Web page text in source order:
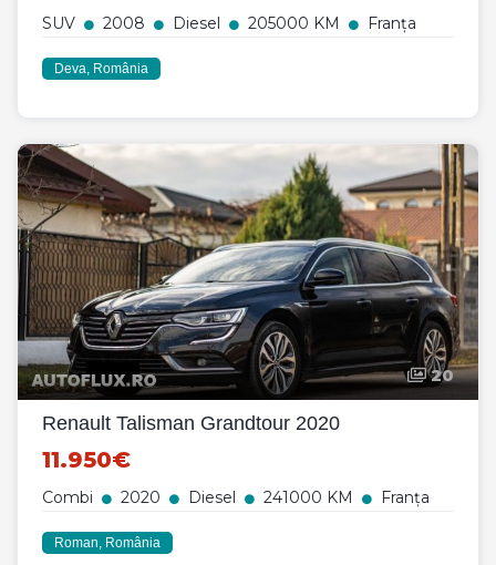
SUV 2008 Diesel 205000 KM Franța
Deva, România
20
Renault Talisman Grandtour 2020
11.950€
Combi 2020 Diesel 241000 KM Franța
Roman, România